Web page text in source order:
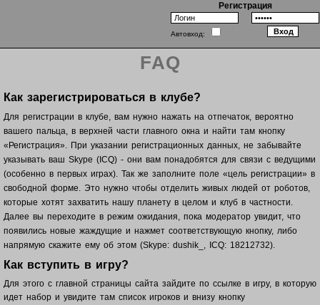
Регистрация
Автовход:
FAQ
Как зарегистрироваться в клубе?
Для регистрации в клубе, вам нужно нажать на отпечаток, вероятно
вашего пальца, в верхней части главного окна и найти там кнопку
«Регистрация». При указании регистрационных данных, не забывайте
указывать ваш Skype (ICQ) - они вам понадобятся для связи с ведущими
(особенно в первых играх). Так же заполните поле «цель регистрации» в
свободной форме. Это нужно чтобы отделить живых людей от роботов,
которые хотят захватить нашу планету в целом и клуб в частности.
Далее вы переходите в режим ожидания, пока модератор увидит, что
появились новые жаждущие и нажмет соответствующую кнопку, либо
напрямую скажите ему об этом (Skype: dushik_, ICQ: 18212732).
Как вступить в игру?
Для этого с главной страницы сайта зайдите по ссылке в игру, в которую
идет набор и увидите там список игроков и внизу кнопку